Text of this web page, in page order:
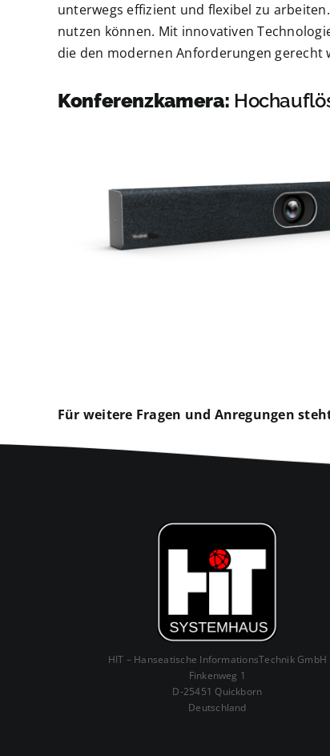
unterwegs effizient und flexibel zu
nutzen können. Mit innovativen
die den modernen Anforderungen gerecht
Konferenzkamera:
Für weitere Fragen und Anregungen
HIT – Hanseatische InformationsTechnik GmbH
Finkenweg 1
D-25451 Quickborn
Deutschland